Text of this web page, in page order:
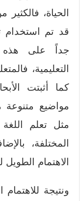
الحياة،
قد تم استخدام
جداً على هذه
التعليمية،
كما أثبتت
مواضيع متنوعة
مثل تعلم اللغة
المختلفة،
الاهتمام الطويل
ونتيجة